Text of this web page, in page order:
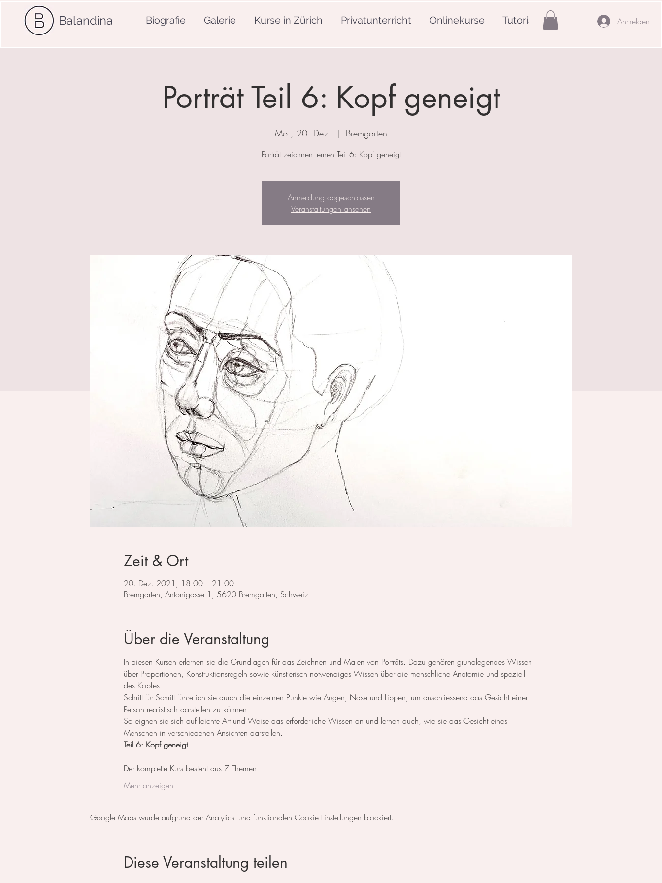
Balandina Biografie Galerie Kurse in Zürich Privatunterricht Onlinekurse Tutorials Anmelden
Porträt Teil 6: Kopf geneigt
Mo., 20. Dez.
  |
Bremgarten
Porträt zeichnen lernen Teil 6: Kopf geneigt
Anmeldung abgeschlossen
Veranstaltungen ansehen
Zeit & Ort
20. Dez. 2021, 18:00 – 21:00
Bremgarten, Antonigasse 1, 5620 Bremgarten, Schweiz
Über die Veranstaltung
In diesen Kursen erlernen sie die Grundlagen für das Zeichnen und Malen von Porträts. Dazu gehören grundlegendes Wissen
über Proportionen, Konstruktionsregeln sowie künstlerisch notwendiges Wissen über die menschliche Anatomie und speziell
des Kopfes.
Schritt für Schritt führe ich sie durch die einzelnen Punkte wie Augen, Nase und Lippen, um anschliessend das Gesicht einer
Person realistisch darstellen zu können.
So eignen sie sich auf leichte Art und Weise das erforderliche Wissen an und lernen auch, wie sie das Gesicht eines
Menschen in verschiedenen Ansichten darstellen.
Teil 6: Kopf geneigt
Der komplette Kurs besteht aus 7 Themen. ​
Mehr anzeigen
Google Maps wurde aufgrund der Analytics- und funktionalen Cookie-Einstellungen blockiert.
Diese Veranstaltung teilen